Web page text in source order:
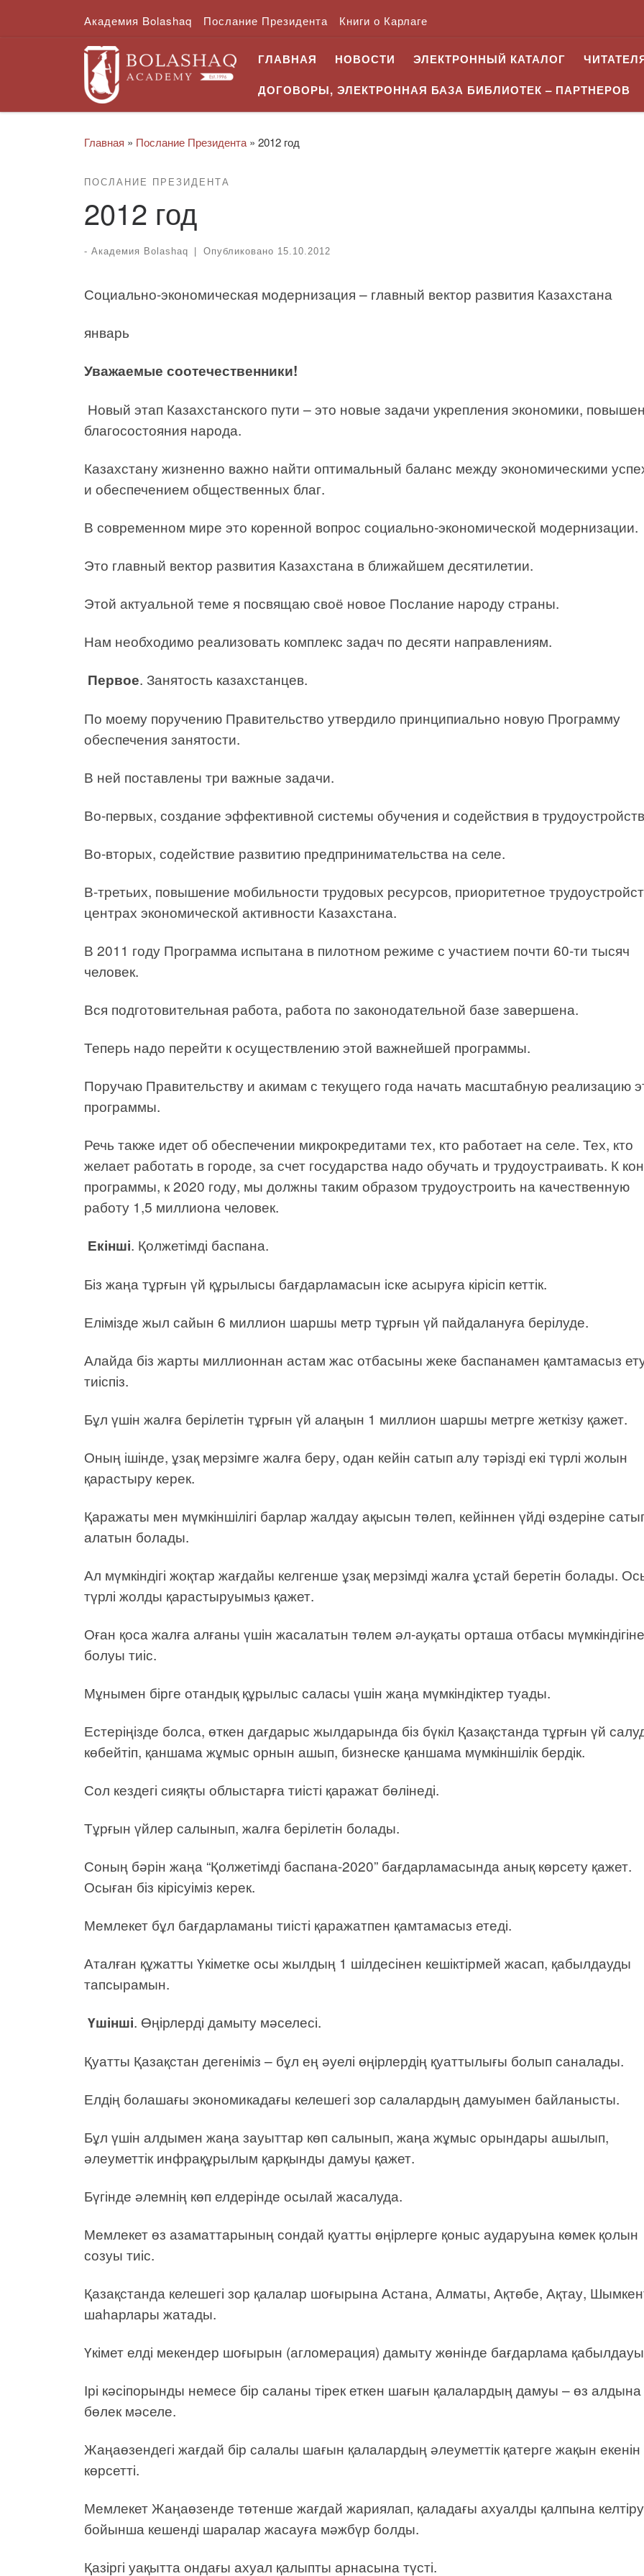
Skip to contentАкадемия Bolashaq Послание Президента Книги о Карлаге
ГЛАВНАЯ НОВОСТИ ЭЛЕКТРОННЫЙ КАТАЛОГ
ДОГОВОРЫ, ЭЛЕКТРОННАЯ БАЗА БИБЛИОТЕК – ПАРТНЕРОВ
Главная » Послание Президента » 2012 год
ПОСЛАНИЕ ПРЕЗИДЕНТА
2012 год
- Академия Bolashaq Опубликовано 15.10.2012
Социально-экономическая модернизация – главный вектор развития Казахстана
январь
Уважаемые соотечественники!
Новый этап Казахстанского пути – это новые задачи укрепления экономики,
благосостояния народа.
Казахстану жизненно важно найти оптимальный баланс между экономическими
и обеспечением общественных благ.
В современном мире это коренной вопрос социально-экономической модернизации.
Это главный вектор развития Казахстана в ближайшем десятилетии.
Этой актуальной теме я посвящаю своё новое Послание народу страны.
Нам необходимо реализовать комплекс задач по десяти направлениям.
Первое. Занятость казахстанцев.
По моему поручению Правительство утвердило принципиально новую Программу
обеспечения занятости.
В ней поставлены три важные задачи.
Во-первых, создание эффективной системы обучения и содействия в
Во-вторых, содействие развитию предпринимательства на селе.
В-третьих, повышение мобильности трудовых ресурсов, приоритетное
центрах экономической активности Казахстана.
В 2011 году Программа испытана в пилотном режиме с участием почти 60-ти тысяч
человек.
Вся подготовительная работа, работа по законодательной базе завершена.
Теперь надо перейти к осуществлению этой важнейшей программы.
Поручаю Правительству и акимам с текущего года начать масштабную реализацию
программы.
Речь также идет об обеспечении микрокредитами тех, кто работает на селе. Тех, кто
желает работать в городе, за счет государства надо обучать и трудоустраивать. К
программы, к 2020 году, мы должны таким образом трудоустроить на качественную
работу 1,5 миллиона человек.
Екінші. Қолжетімді баспана.
Біз жаңа тұрғын үй құрылысы бағдарламасын іске асыруға кірісіп кеттік.
Елімізде жыл сайын 6 миллион шаршы метр тұрғын үй пайдалануға берілуде.
Алайда біз жарты миллионнан астам жас отбасыны жеке баспанамен қамтамасыз
тиіспіз.
Бұл үшін жалға берілетін тұрғын үй алаңын 1 миллион шаршы метрге жеткізу қажет.
Оның ішінде, ұзақ мерзімге жалға беру, одан кейін сатып алу тәрізді екі түрлі жолын
қарастыру керек.
Қаражаты мен мүмкіншілігі барлар жалдау ақысын төлеп, кейіннен үйді өздеріне
алатын болады.
Ал мүмкіндігі жоқтар жағдайы келгенше ұзақ мерзімді жалға ұстай беретін болады.
түрлі жолды қарастыруымыз қажет.
Оған қоса жалға алғаны үшін жасалатын төлем әл-ауқаты орташа отбасы
болуы тиіс.
Мұнымен бірге отандық құрылыс саласы үшін жаңа мүмкіндіктер туады.
Естеріңізде болса, өткен дағдарыс жылдарында біз бүкіл Қазақстанда тұрғын үй
көбейтіп, қаншама жұмыс орнын ашып, бизнеске қаншама мүмкіншілік бердік.
Сол кездегі сияқты облыстарға тиісті қаражат бөлінеді.
Тұрғын үйлер салынып, жалға берілетін болады.
Соның бәрін жаңа “Қолжетімді баспана-2020” бағдарламасында анық көрсету қажет.
Осыған біз кірісуіміз керек.
Мемлекет бұл бағдарламаны тиісті қаражатпен қамтамасыз етеді.
Аталған құжатты Үкіметке осы жылдың 1 шілдесінен кешіктірмей жасап, қабылдауды
тапсырамын.
Үшінші. Өңірлерді дамыту мәселесі.
Қуатты Қазақстан дегеніміз – бұл ең әуелі өңірлердің қуаттылығы болып саналады.
Елдің болашағы экономикадағы келешегі зор салалардың дамуымен байланысты.
Бұл үшін алдымен жаңа зауыттар көп салынып, жаңа жұмыс орындары ашылып,
әлеуметтік инфрақұрылым қарқынды дамуы қажет.
Бүгінде әлемнің көп елдерінде осылай жасалуда.
Мемлекет өз азаматтарының сондай қуатты өңірлерге қоныс аударуына көмек қолын
созуы тиіс.
Қазақстанда келешегі зор қалалар шоғырына Астана, Алматы, Ақтөбе, Ақтау,
шаһарлары жатады.
Үкімет елді мекендер шоғырын (агломерация) дамыту жөнінде бағдарлама қабылдауы
Ірі кәсіпорынды немесе бір саланы тірек еткен шағын қалалардың дамуы – өз алдына
бөлек мәселе.
Жаңаөзендегі жағдай бір салалы шағын қалалардың әлеуметтік қатерге жақын екенін
көрсетті.
Мемлекет Жаңаөзенде төтенше жағдай жариялап, қаладағы ахуалды қалпына келтіру
бойынша кешенді шаралар жасауға мәжбүр болды.
Қазіргі уақытта ондағы ахуал қалыпты арнасына түсті.